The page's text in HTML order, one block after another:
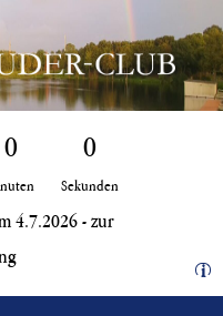
0 0
Sekunden
4.7.2026 - zur
i